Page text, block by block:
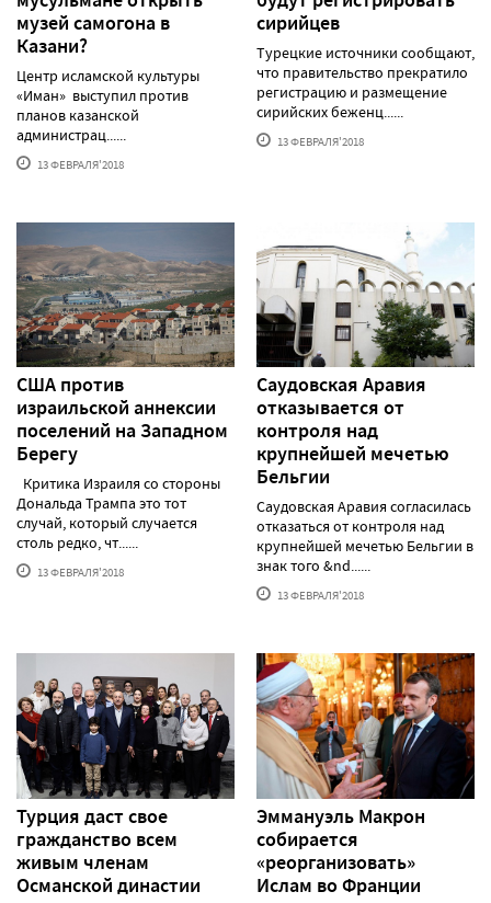
музей самогона в
Казани?
Центр исламской культуры
«Иман» выступил против
планов казанской
администрац......
13 ФЕВРАЛЯ'2018
сирийцев
Турецкие источники сообщают,
что правительство прекратило
регистрацию и размещение
сирийских беженц......
13 ФЕВРАЛЯ'2018
США против
израильской аннексии
поселений на Западном
Берегу
Критика Израиля со стороны
Дональда Трампа это тот
случай, который случается
столь редко, чт......
13 ФЕВРАЛЯ'2018
Саудовская Аравия
отказывается от
контроля над
крупнейшей мечетью
Бельгии
Саудовская Аравия согласилась
отказаться от контроля над
крупнейшей мечетью Бельгии в
знак того &nd......
13 ФЕВРАЛЯ'2018
Турция даст свое
гражданство всем
живым членам
Османской династии
Эммануэль Макрон
собирается
«реорганизовать»
Ислам во Франции